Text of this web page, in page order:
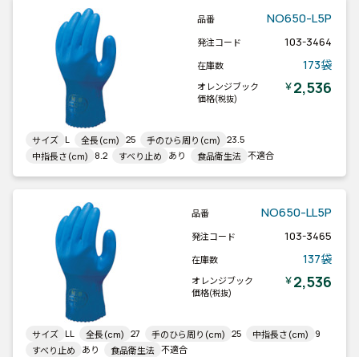
品番 NO650-L5P
発注コード 103-3464
在庫数 173袋
オレンジブック
価格(税抜)
￥2,536
サイズ L 全長(cm) 25 手のひら周り(cm) 23.5
中指長さ(cm)
8.2 すべり止め あり 食品衛生法 不適合
品番 NO650-LL5P
発注コード 103-3465
在庫数 137袋
オレンジブック
価格(税抜)
￥2,536
サイズ LL 全長(cm) 27 手のひら周り(cm) 25 中指長さ(cm)
9
すべり止め
あり 食品衛生法 不適合